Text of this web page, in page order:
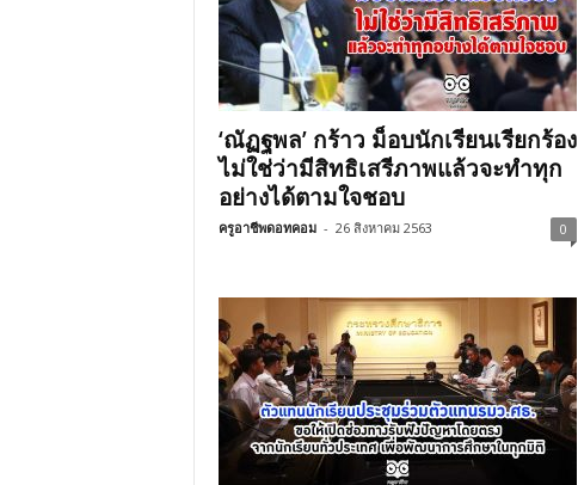
‘ณัฏฐพล’ กร้าว ม็อบนักเรียนเรียกร้อง
ไม่ใช่ว่ามีสิทธิเสรีภาพแล้วจะทำทุก
อย่างได้ตามใจชอบ
ครูอาชีพดอทคอม - 26 สิงหาคม 2563 0